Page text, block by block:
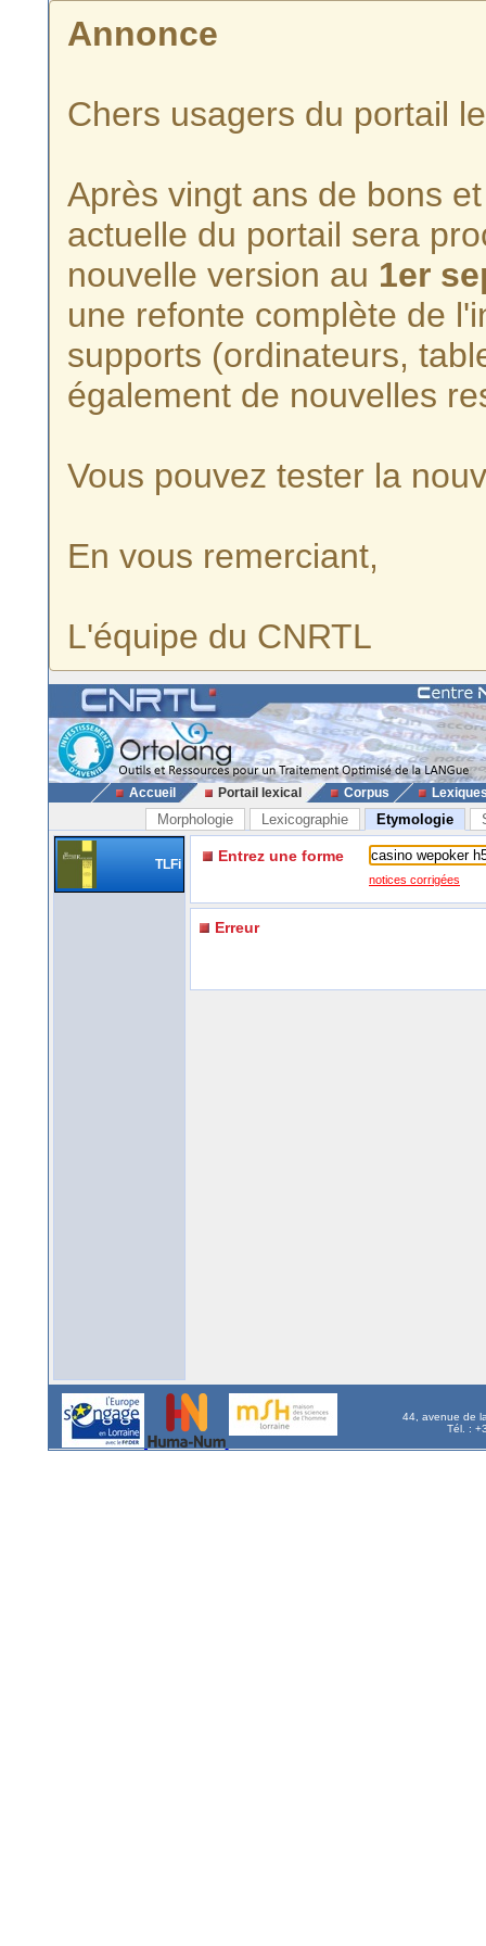
Annonce
Chers usagers du portail
Après vingt ans de bons
actuelle du portail sera
nouvelle version au 1er
une refonte complète de
supports (ordinateurs,
également de nouvelles
Vous pouvez tester la
En vous remerciant,
L'équipe du CNRTL
Accueil Portail lexical Corpus
Morphologie Lexicographie Etymologie
TLFi Entrez une forme
notices corrigées
Erreur
44, avenue de
Tél. :